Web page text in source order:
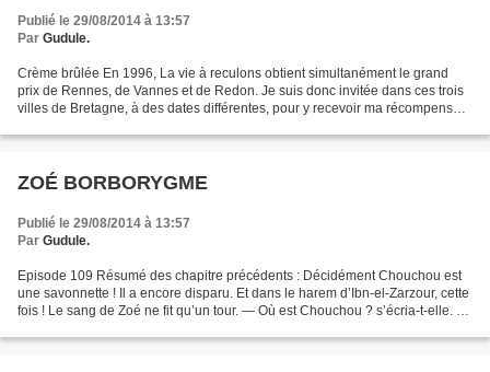
Publié le 29/08/2014 à 13:57
Par Gudule.
Crème brûlée En 1996, La vie à reculons obtient simultanément le grand
prix de Rennes, de Vannes et de Redon. Je suis donc invitée dans ces trois
villes de Bretagne, à des dates différentes, pour y recevoir ma récompense.
ZOÉ BORBORYGME
Publié le 29/08/2014 à 13:57
Par Gudule.
Episode 109 Résumé des chapitre précédents : Décidément Chouchou est
une savonnette ! Il a encore disparu. Et dans le harem d’Ibn-el-Zarzour, cette
fois ! Le sang de Zoé ne fit qu’un tour. — Où est Chouchou ? s’écria-t-elle. A